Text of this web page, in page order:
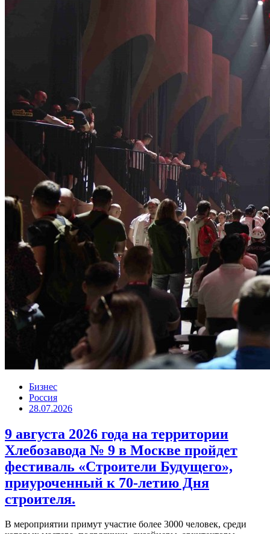
Бизнес
Россия
28.07.2026
9 августа 2026 года на территории
Хлебозавода № 9 в Москве пройдет
фестиваль «Строители Будущего»,
приуроченный к 70-летию Дня
строителя.
В мероприятии примут участие более 3000 человек, среди